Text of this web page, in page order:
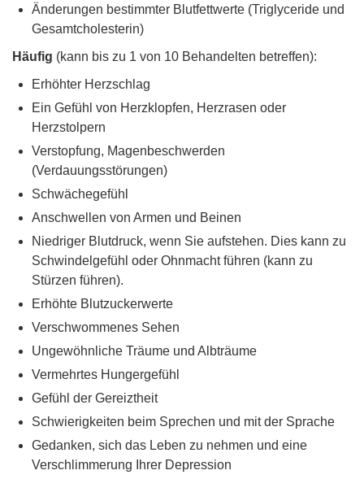
Änderungen bestimmter Blutfettwerte (Triglyceride und
Gesamtcholesterin)
Häufig (kann bis zu 1 von 10 Behandelten betreffen):
Erhöhter Herzschlag
Ein Gefühl von Herzklopfen, Herzrasen oder
Herzstolpern
Verstopfung, Magenbeschwerden
(Verdauungsstörungen)
Schwächegefühl
Anschwellen von Armen und Beinen
Niedriger Blutdruck, wenn Sie aufstehen. Dies kann zu
Schwindelgefühl oder Ohnmacht führen (kann zu
Stürzen führen).
Erhöhte Blutzuckerwerte
Verschwommenes Sehen
Ungewöhnliche Träume und Albträume
Vermehrtes Hungergefühl
Gefühl der Gereiztheit
Schwierigkeiten beim Sprechen und mit der Sprache
Gedanken, sich das Leben zu nehmen und eine
Verschlimmerung Ihrer Depression